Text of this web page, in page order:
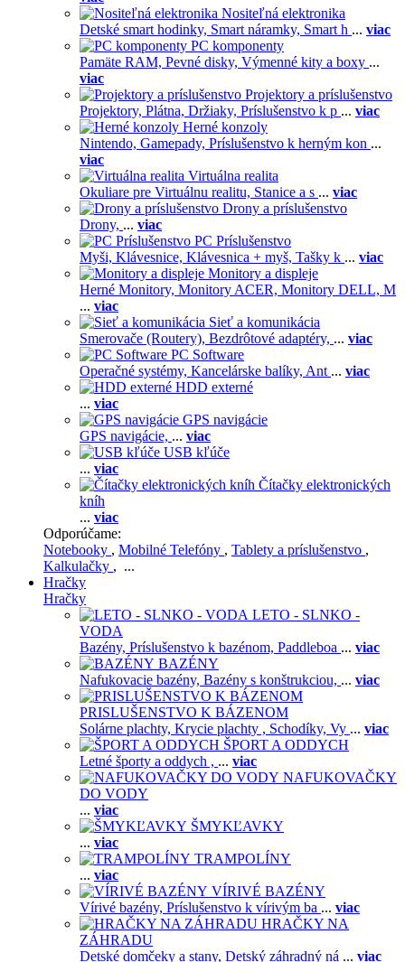
Nositeľná elektronika
Detské smart hodinky, Smart náramky, Smart h ... viac
PC komponenty
Pamäte RAM, Pevné disky, Výmenné kity a boxy ...
viac
Projektory a príslušenstvo
Projektory, Plátna, Držiaky, Príslušenstvo k p ... viac
Herné konzoly
Nintendo, Gamepady, Príslušenstvo k herným kon ...
viac
Virtuálna realita
Okuliare pre Virtuálnu realitu, Stanice a s ... viac
Drony a príslušenstvo
Drony, ... viac
PC Príslušenstvo
Myši, Klávesnice, Klávesnica + myš, Tašky k ... viac
Monitory a displeje
Herné Monitory, Monitory ACER, Monitory DELL, M
... viac
Sieť a komunikácia
Smerovače (Routery), Bezdrôtové adaptéry, ... viac
PC Software
Operačné systémy, Kancelárske balíky, Ant ... viac
HDD externé
... viac
GPS navigácie
GPS navigácie, ... viac
USB kľúče
... viac
Čítačky elektronických
kníh
... viac
Odporúčame:
Notebooky , Mobilné Telefóny , Tablety a príslušenstvo ,
Kalkulačky , ...
Hračky
Hračky
LETO - SLNKO -
VODA
Bazény, Príslušenstvo k bazénom, Paddleboa ... viac
BAZÉNY
Nafukovacie bazény, Bazény s konštrukciou, ... viac
PRISLUŠENSTVO K BÁZENOM
Solárne plachty, Krycie plachty , Schodíky, Vy ... viac
ŠPORT A ODDYCH
Letné športy a oddych , ... viac
NAFUKOVAČKY
DO VODY
... viac
ŠMYKĽAVKY
... viac
TRAMPOLÍNY
... viac
VÍRIVÉ BAZÉNY
Vírivé bazény, Príslušenstvo k vírivým ba ... viac
HRAČKY NA
ZÁHRADU
Detské domčeky a stany, Detský záhradný ná ... viac